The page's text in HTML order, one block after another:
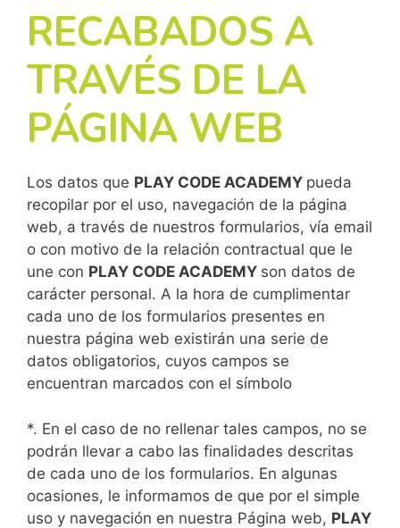
RECABADOS A
TRAVÉS DE LA
PÁGINA WEB
Los datos que PLAY CODE ACADEMY pueda
recopilar por el uso, navegación de la página
web, a través de nuestros formularios, vía email
o con motivo de la relación contractual que le
une con PLAY CODE ACADEMY son datos de
carácter personal. A la hora de cumplimentar
cada uno de los formularios presentes en
nuestra página web existirán una serie de
datos obligatorios, cuyos campos se
encuentran marcados con el símbolo
*. En el caso de no rellenar tales campos, no se
podrán llevar a cabo las finalidades descritas
de cada uno de los formularios. En algunas
ocasiones, le informamos de que por el simple
uso y navegación en nuestra Página web, PLAY